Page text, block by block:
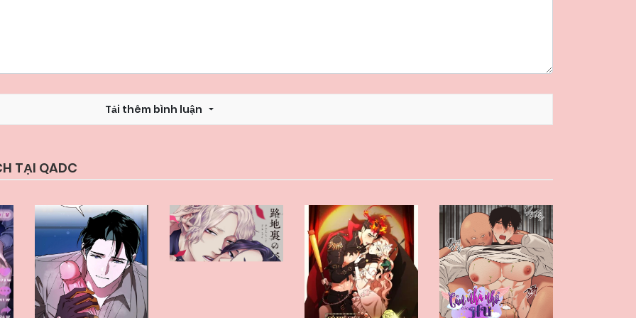
Chapter 44
Chapter 41 05/06/2025
Chapter 39 05/06/2025
Tải thêm bình luận
TẠI QADC